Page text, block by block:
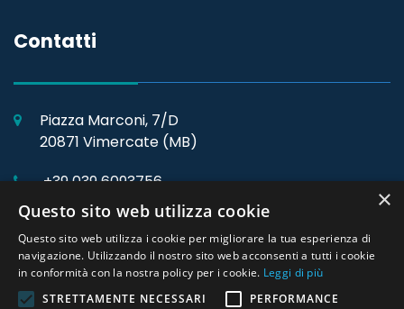
Richiedi una demo
Contatti
Piazza Marconi, 7/D
20871 Vimercate (MB)
+39 039 6093756
info@manutenzionerepcom.it
×
Questo sito web utilizza cookie
Questo sito web utilizza i cookie per migliorare la tua esperienza di
navigazione. Utilizzando il nostro sito web acconsenti a tutti i cookie
in conformità con la nostra policy per i cookie. Leggi di più
STRETTAMENTE NECESSARI
PERFORMANCE